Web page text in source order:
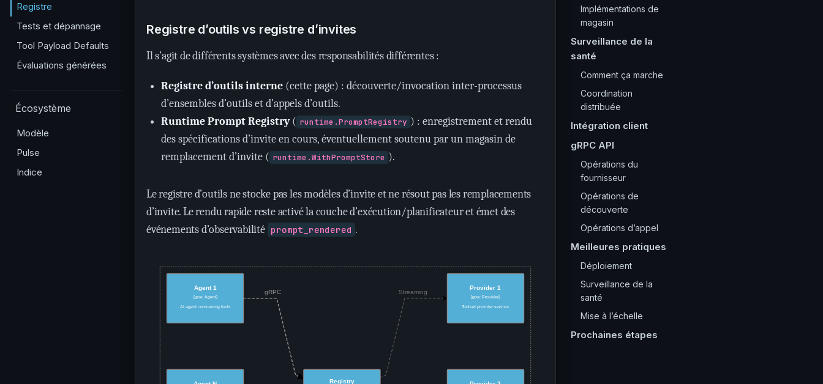
Registre
Tests et dépannage
Tool Payload Defaults
Évaluations générées
Écosystème
Modèle
Pulse
Indice
Implémentations de
magasin
Surveillance de la
santé
Comment ça marche
Coordination
distribuée
Intégration client
gRPC API
Opérations du
fournisseur
Opérations de
découverte
Opérations d’appel
Meilleures pratiques
Déploiement
Surveillance de la
santé
Mise à l’échelle
Prochaines étapes
Registre d’outils vs registre d’invites
Il s’agit de différents systèmes avec des responsabilités différentes :
Registre d’outils interne (cette page) : découverte/invocation inter-processus
d’ensembles d’outils et d’appels d’outils.
Runtime Prompt Registry( runtime.PromptRegistry ) : enregistrement et rendu
des spécifications d’invite en cours, éventuellement soutenu par un magasin de
remplacement d’invite ( runtime.WithPromptStore ).
Le registre d’outils ne stocke pas les modèles d’invite et ne résout pas les remplacements
d’invite. Le rendu rapide reste activé la couche d’exécution/planificateur et émet des
événements d’observabilité prompt_rendered .